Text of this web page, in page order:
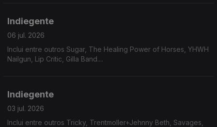
Indiegente
06 jul. 2026
Inclui entre outros Sugar, The Healing Power of Horses, YHWH
Nailgun, Lip Critic, Gilla Band....
Indiegente
03 jul. 2026
Inclui entre outros Tricky, Trentmoller+Jehnny Beth, Savages,